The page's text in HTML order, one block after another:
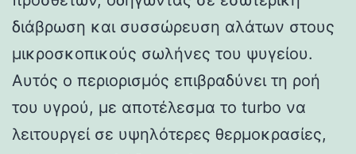
διάβρωση και συσσώρευση αλάτων στους
μικροσκοπικούς σωλήνες του ψυγείου.
Αυτός ο περιορισμός επιβραδύνει τη ροή
του υγρού, με αποτέλεσμα το turbo να
λειτουργεί σε υψηλότερες θερμοκρασίες,